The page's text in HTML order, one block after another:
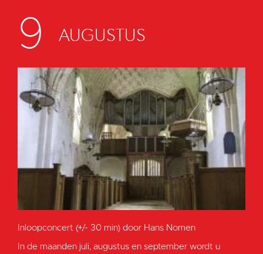
9 AUGUSTUS
Inloopconcert (+/- 30 min) door Hans Nomen
In de maanden juli, augustus en september wordt u